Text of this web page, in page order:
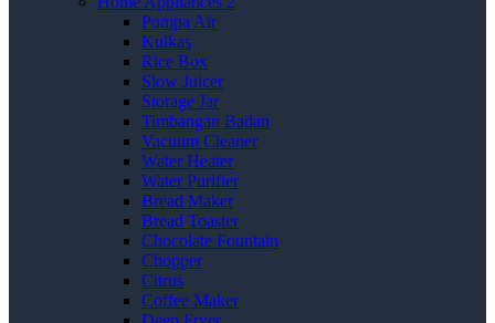
Pompa Air
Kulkas
Rice Box
Slow Juicer
Storage Jar
Timbangan Badan
Vacuum Cleaner
Water Heater
Water Purifier
Bread Maker
Bread Toaster
Chocolate Fountain
Chopper
Citrus
Coffee Maker